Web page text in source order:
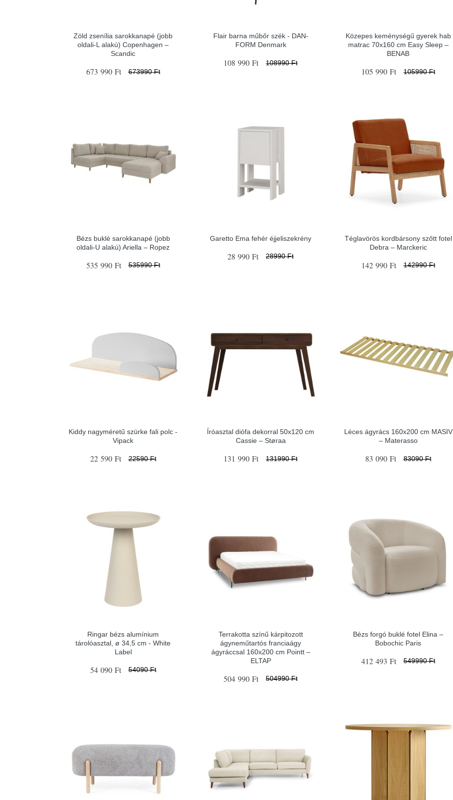
Zöld zsenília sarokkanapé (jobb
oldali-L alakú) Copenhagen –
Scandic
673 990 Ft 673990 Ft
Flair barna műbőr szék - ​​​​​DAN-
FORM Denmark
108 990 Ft 108990 Ft
Közepes keménységű gyerek hab
matrac 70x160 cm Easy Sleep –
BENAB
105 990 Ft 105990 Ft
Bézs buklé sarokkanapé (jobb
oldali-U alakú) Ariella – Ropez
535 990 Ft 535990 Ft
Garetto Ema fehér éjjeliszekrény
28 990 Ft 28990 Ft
Téglavörös kordbársony szőtt fotel
Debra – Marckeric
142 990 Ft 142990 Ft
Kiddy nagyméretű szürke fali polc -
Vipack
22 590 Ft 22590 Ft
Íróasztal diófa dekorral 50x120 cm
Cassie – Støraa
131 990 Ft 131990 Ft
Léces ágyrács 160x200 cm MASIV
– Materasso
83 090 Ft 83090 Ft
Ringar bézs alumínium
tárolóasztal, ø 34,5 cm - White
Label
54 090 Ft 54090 Ft
Terrakotta színű kárpitozott
ágyneműtartós franciaágy
ágyráccsal 160x200 cm Pointt –
ELTAP
504 990 Ft 504990 Ft
Bézs forgó buklé fotel Elina –
Bobochic Paris
412 493 Ft 549990 Ft